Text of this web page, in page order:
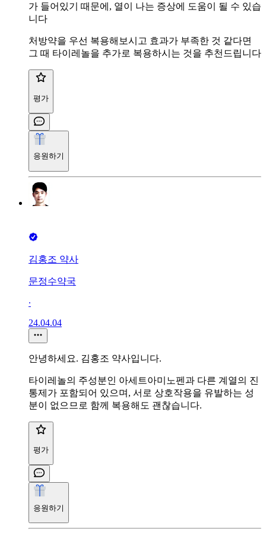
가 들어있기 때문에, 열이 나는 증상에 도움이 될 수 있습
니다
처방약을 우선 복용해보시고 효과가 부족한 것 같다면
그 때 타이레놀을 추가로 복용하시는 것을 추천드립니다
평가
응원하기
김홍조 약사
문정수약국
∙
24.04.04
안녕하세요. 김홍조 약사입니다.
타이레놀의 주성분인 아세트아미노펜과 다른 계열의 진
통제가 포함되어 있으며, 서로 상호작용을 유발하는 성
분이 없으므로 함께 복용해도 괜찮습니다.
평가
응원하기